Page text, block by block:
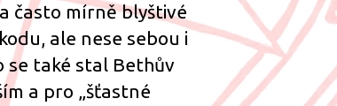
často mírně blyštivé
ale nese sebou i
se také stal Bethův
a pro „šťastné